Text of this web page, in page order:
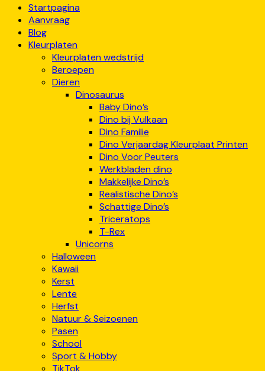
Startpagina
Aanvraag
Blog
Kleurplaten
Kleurplaten wedstrijd
Beroepen
Dieren
Dinosaurus
Baby Dino’s
Dino bij Vulkaan
Dino Familie
Dino Verjaardag Kleurplaat Printen
Dino Voor Peuters
Werkbladen dino
Makkelijke Dino’s
Realistische Dino’s
Schattige Dino’s
Triceratops
T-Rex
Unicorns
Halloween
Kawaii
Kerst
Lente
Herfst
Natuur & Seizoenen
Pasen
School
Sport & Hobby
TikTok